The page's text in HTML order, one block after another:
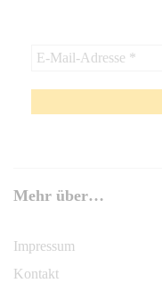
Mehr über…
Impressum
Kontakt